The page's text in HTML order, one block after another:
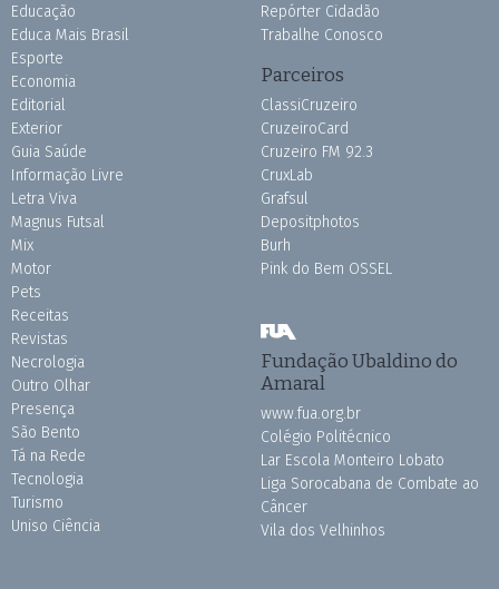
Educação
Educa Mais Brasil
Esporte
Economia
Editorial
Exterior
Guia Saúde
Informação Livre
Letra Viva
Magnus Futsal
Mix
Motor
Pets
Receitas
Revistas
Necrologia
Outro Olhar
Presença
São Bento
Tá na Rede
Tecnologia
Turismo
Uniso Ciência
Repórter Cidadão
Trabalhe Conosco
Parceiros
ClassiCruzeiro
CruzeiroCard
Cruzeiro FM 92.3
CruxLab
Grafsul
Depositphotos
Burh
Pink do Bem OSSEL
Fundação Ubaldino do
Amaral
www.fua.org.br
Colégio Politécnico
Lar Escola Monteiro Lobato
Liga Sorocabana de Combate ao
Câncer
Vila dos Velhinhos